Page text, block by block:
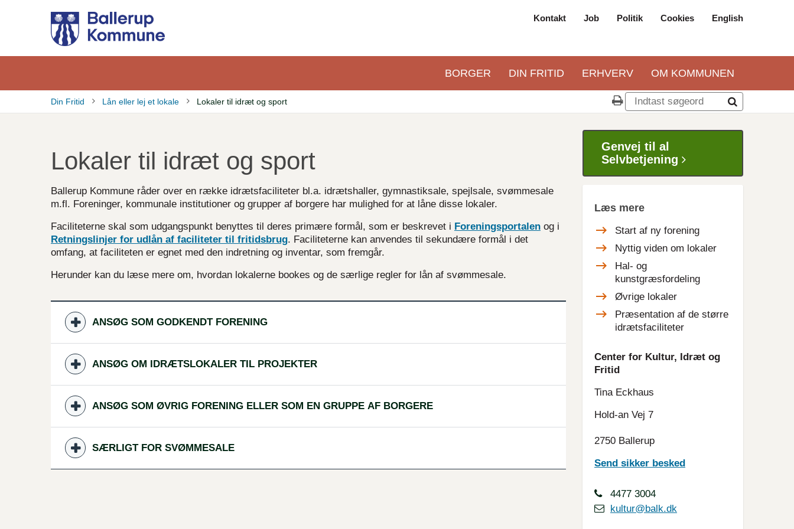
hovedindhold
navigation
Kontakt Job Politik Cookies English
Primær
BORGER DIN FRITID ERHVERV OM KOMMUNEN
Din Fritid Lån eller lej et lokale Lokaler til idræt og sport
Lokaler til idræt og sport
Ballerup Kommune råder over en række idrætsfaciliteter bl.a. idrætshaller, gymnastiksale, spejlsale, svømmesale
m.fl. Foreninger, kommunale institutioner og grupper af borgere har mulighed for at låne disse lokaler.
Faciliteterne skal som udgangspunkt benyttes til deres primære formål, som er beskrevet i Foreningsportalen og i
Retningslinjer for udlån af faciliteter til fritidsbrug. Faciliteterne kan anvendes til sekundære formål i det
omfang, at faciliteten er egnet med den indretning og inventar, som fremgår.
Herunder kan du læse mere om, hvordan lokalerne bookes og de særlige regler for lån af svømmesale.
ANSØG SOM GODKENDT FORENING
ANSØG OM IDRÆTSLOKALER TIL PROJEKTER
ANSØG SOM ØVRIG FORENING ELLER SOM EN GRUPPE AF BORGERE
SÆRLIGT FOR SVØMMESALE
Genvej til al
Selvbetjening
Læs mere
Start af ny forening
Nyttig viden om lokaler
Hal- og
kunstgræsfordeling
Øvrige lokaler
Præsentation af de større
idrætsfaciliteter
Center for Kultur, Idræt og
Fritid
Tina Eckhaus
Hold-an Vej 7
2750 Ballerup
Send sikker besked
4477 3004
kultur@balk.dk